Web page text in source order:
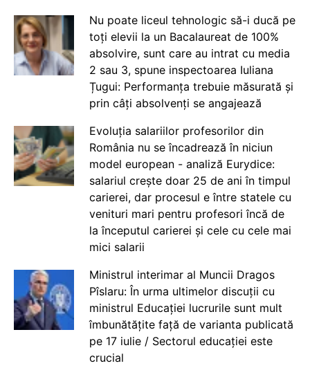
Nu poate liceul tehnologic să-i ducă pe
toți elevii la un Bacalaureat de 100%
absolvire, sunt care au intrat cu media
2 sau 3, spune inspectoarea Iuliana
Țugui: Performanța trebuie măsurată și
prin câți absolvenți se angajează
Evoluția salariilor profesorilor din
România nu se încadrează în niciun
model european - analiză Eurydice:
salariul crește doar 25 de ani în timpul
carierei, dar procesul e între statele cu
venituri mari pentru profesori încă de
la începutul carierei și cele cu cele mai
mici salarii
Ministrul interimar al Muncii Dragos
Pîslaru: În urma ultimelor discuții cu
ministrul Educației lucrurile sunt mult
îmbunătățite față de varianta publicată
pe 17 iulie / Sectorul educației este
crucial